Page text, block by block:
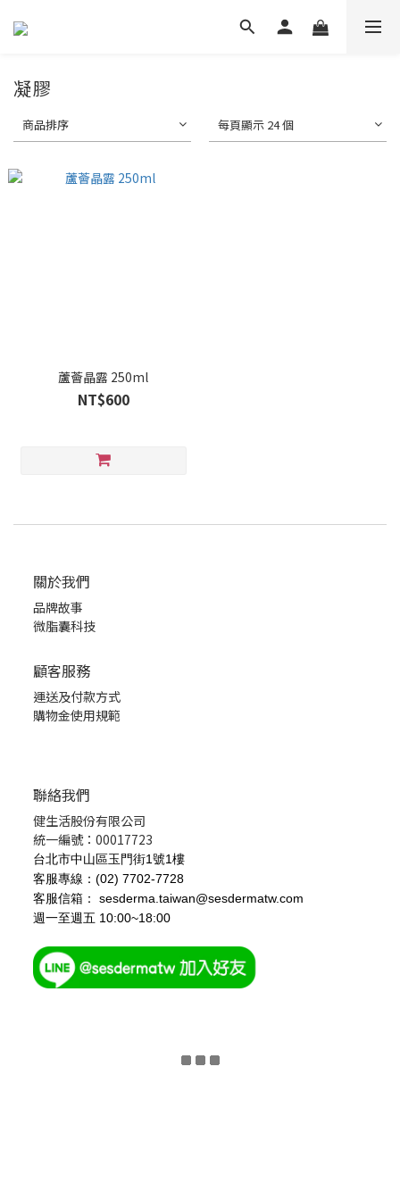
凝膠
商品排序 每頁顯示 24 個
蘆薈晶露 250ml
NT$600
關於我們
品牌故事
微脂囊科技
顧客服務
運送及付款方式
購物金使用規範
聯絡我們
健生活股份有限公司
統一編號：00017723
台北市中山區玉門街1號1樓
客服專線：(02) 7702-7728
客服信箱： sesderma.taiwan@sesdermatw.com
週一至週五 10:00~18:00